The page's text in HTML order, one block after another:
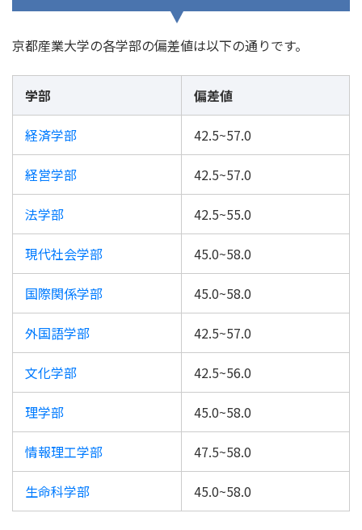
京都産業大学の各学部の偏差値は以下の通りです。
学部 偏差値
経済学部 42.5~57.0
経営学部 42.5~57.0
法学部 42.5~55.0
現代社会学部 45.0~58.0
国際関係学部 45.0~58.0
外国語学部 42.5~57.0
文化学部 42.5~56.0
理学部 45.0~58.0
情報理工学部 47.5~58.0
生命科学部 45.0~58.0